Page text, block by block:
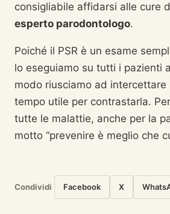
consigliabile affidarsi alle cure
esperto parodontologo.
Poiché il PSR è un esame
lo eseguiamo su tutti i pazienti
modo riusciamo ad intercettare
tempo utile per contrastarla.
tutte le malattie, anche per la
motto “prevenire è meglio che
Condividi Facebook X